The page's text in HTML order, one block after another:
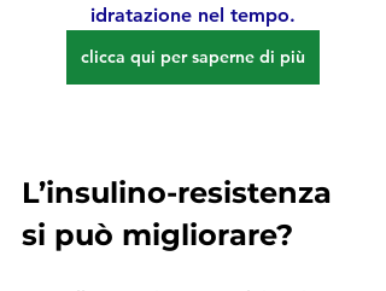
idratazione nel tempo.
clicca qui per saperne di più
L’insulino-resistenza
si può migliorare?